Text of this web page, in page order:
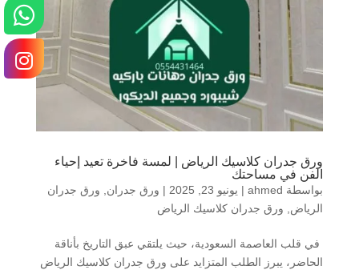
ورق جدران كلاسيك الرياض | لمسة فاخرة تعيد إحياء
الفن في مساحتك
بواسطة ahmed
| يونيو 23, 2025 | ورق جدران, ورق جدران
الرياض, ورق جدران كلاسيك الرياض
في قلب العاصمة السعودية، حيث يلتقي عبق التاريخ بأناقة
الحاضر، يبرز الطلب المتزايد على ورق جدران كلاسيك الرياض